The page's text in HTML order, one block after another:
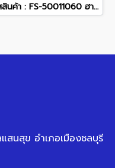
รหัสสินค้า : FS-50011060 ฮาร์ดร็อค สีดำ 40 x 40 x 3 ซม.
นสุข อำเภอเมืองชลบุรี